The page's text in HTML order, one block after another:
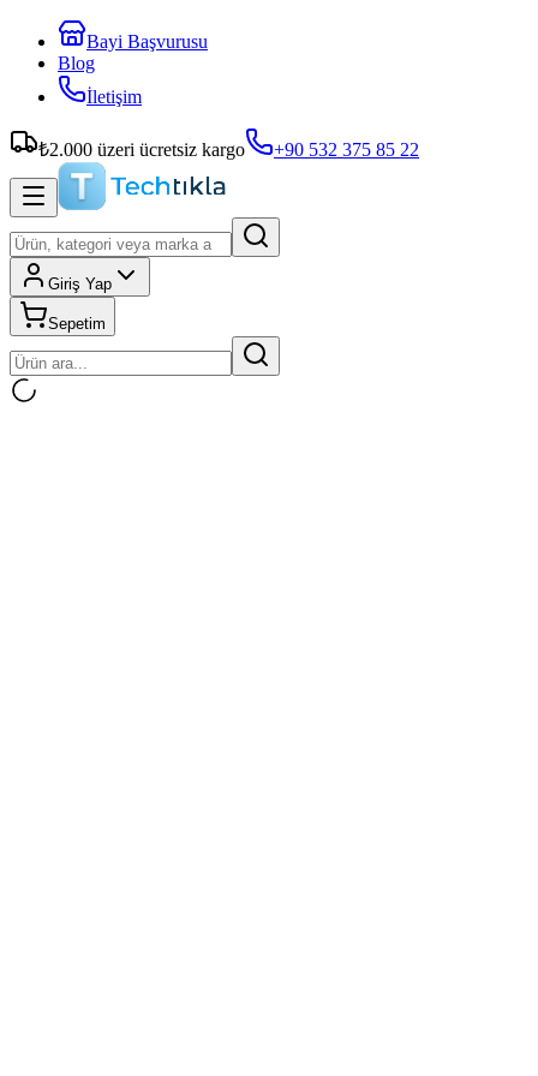
Bayi Başvurusu
Blog
İletişim
₺2.000 üzeri ücretsiz kargo +90 532 375 85 22
Giriş Yap
Sepetim